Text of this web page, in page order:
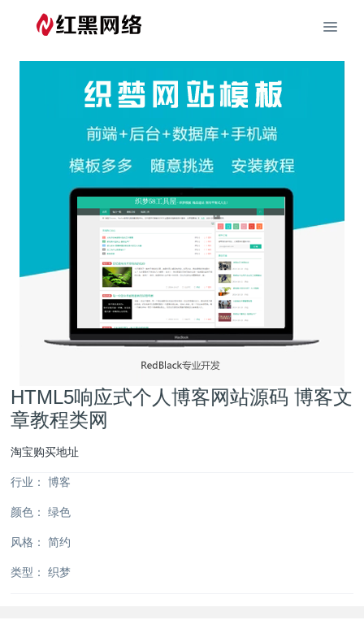
HTML5响应式个人博客网站源码 博客文
章教程类网
淘宝购买地址
行业： 博客
颜色： 绿色
风格： 简约
类型： 织梦